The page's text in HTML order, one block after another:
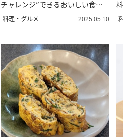
チャレンジ”できるおいしい食べ
方
料理・グルメ 2025.05.10